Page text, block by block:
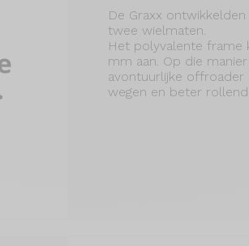
De Graxx
twee wielmaten.
Het polyvalente frame
mm aan. Op die
avontuurlijke
wegen en beter